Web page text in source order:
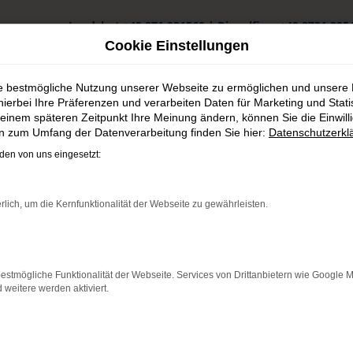
Landshut +49 871 931560|Dingolfing +49 8731
in Passau günstig kaufen
Passau günstig kaufen
Autokauf für Passau
unterwegs sein möchten, empfehlen wir Ihnen einen Hyundai
Modellgeneration als auch in älteren Auflagen punktet
tiefen Verankerung in Passau und Umgebung sind wir
halten oftmals gleich mehrere Modelle für Sie auf Lager.
Cookie Einstellungen
bestmögliche Nutzung unserer Webseite zu ermöglichen und unsere
Ihre Präferenzen und verarbeiten Daten für Marketing und
späteren Zeitpunkt Ihre Meinung ändern, können Sie die
zum Umfang der Datenverarbeitung finden Sie hier:
von uns eingesetzt:
um die Kernfunktionalität der Webseite zu gewährleisten.
Funktionalität der Webseite. Services von Drittanbietern wie Google
weitere werden aktiviert.